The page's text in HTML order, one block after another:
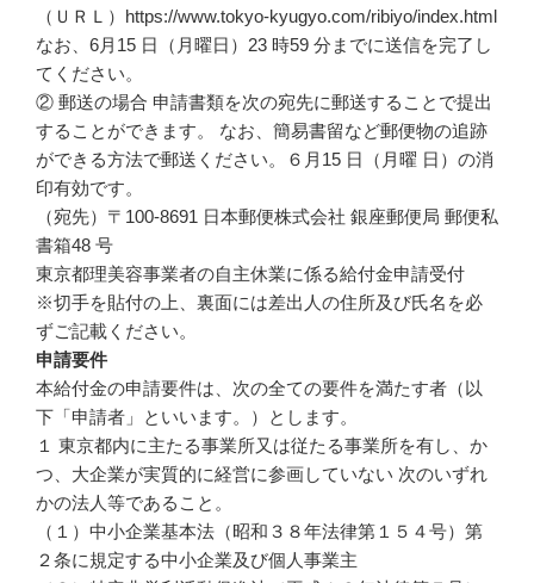
（ＵＲＬ）https://www.tokyo-kyugyo.com/ribiyo/index.html
なお、6月15 日（月曜日）23 時59 分までに送信を完了し
てください。
② 郵送の場合 申請書類を次の宛先に郵送することで提出
することができます。 なお、簡易書留など郵便物の追跡
ができる方法で郵送ください。６月15 日（月曜 日）の消
印有効です。
（宛先）〒100-8691 日本郵便株式会社 銀座郵便局 郵便私
書箱48 号
東京都理美容事業者の自主休業に係る給付金申請受付
※切手を貼付の上、裏面には差出人の住所及び氏名を必
ずご記載ください。
申請要件
本給付金の申請要件は、次の全ての要件を満たす者（以
下「申請者」といいます。）とします。
１ 東京都内に主たる事業所又は従たる事業所を有し、か
つ、大企業が実質的に経営に参画していない 次のいずれ
かの法人等であること。
（１）中小企業基本法（昭和３８年法律第１５４号）第
２条に規定する中小企業及び個人事業主